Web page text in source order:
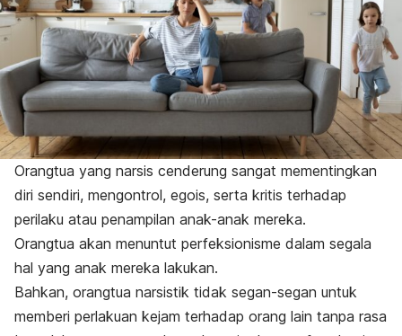
Orangtua yang narsis cenderung sangat mementingkan
diri sendiri, mengontrol, egois, serta kritis terhadap
perilaku atau penampilan anak-anak mereka.
Orangtua akan menuntut perfeksionisme dalam segala
hal yang anak mereka lakukan.
Bahkan, orangtua narsistik tidak segan-segan untuk
memberi perlakuan kejam terhadap orang lain tanpa rasa